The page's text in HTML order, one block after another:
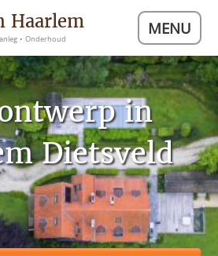
Haarlem
• Onderhoud MENU
in
Dietsveld